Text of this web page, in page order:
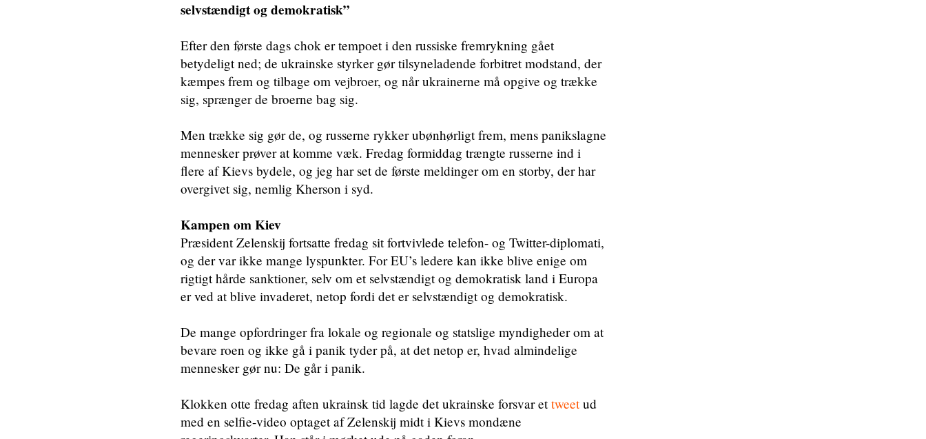
selvstændigt og demokratisk”
Efter den første dags chok er tempoet i den russiske fremrykning gået
betydeligt ned; de ukrainske styrker gør tilsyneladende forbitret modstand, der
kæmpes frem og tilbage om vejbroer, og når ukrainerne må opgive og trække
sig, sprænger de broerne bag sig.
Men trække sig gør de, og russerne rykker ubønhørligt frem, mens panikslagne
mennesker prøver at komme væk. Fredag formiddag trængte russerne ind i
flere af Kievs bydele, og jeg har set de første meldinger om en storby, der har
overgivet sig, nemlig Kherson i syd.
Kampen om Kiev
Præsident Zelenskij fortsatte fredag sit fortvivlede telefon- og Twitter-diplomati,
og der var ikke mange lyspunkter. For EU’s ledere kan ikke blive enige om
rigtigt hårde sanktioner, selv om et selvstændigt og demokratisk land i Europa
er ved at blive invaderet, netop fordi det er selvstændigt og demokratisk.
De mange opfordringer fra lokale og regionale og statslige myndigheder om at
bevare roen og ikke gå i panik tyder på, at det netop er, hvad almindelige
mennesker gør nu: De går i panik.
Klokken otte fredag aften ukrainsk tid lagde det ukrainske forsvar ettweetud
med en selfie-video optaget af Zelenskij midt i Kievs mondæne